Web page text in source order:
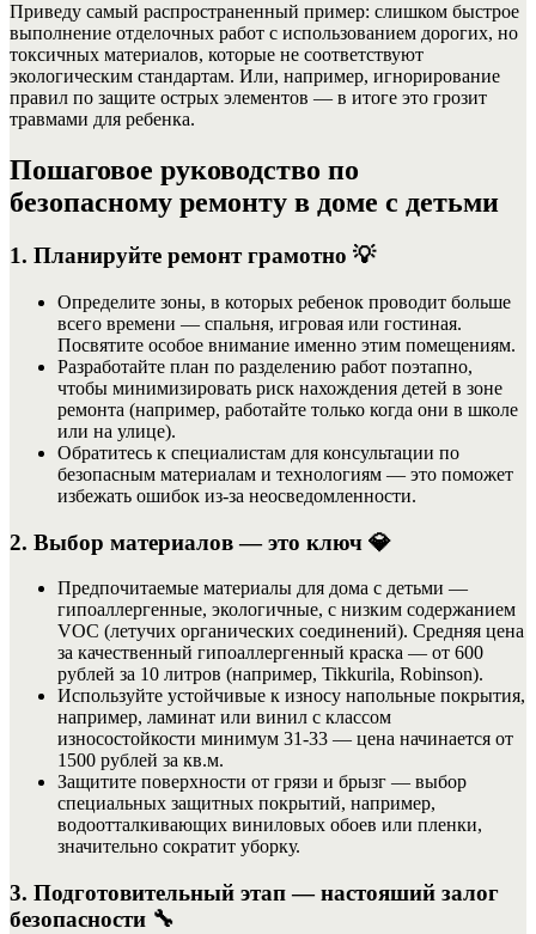
Приведу самый распространенный пример: слишком быстрое
выполнение отделочных работ с использованием дорогих, но
токсичных материалов, которые не соответствуют
экологическим стандартам. Или, например, игнорирование
правил по защите острых элементов — в итоге это грозит
травмами для ребенка.
Пошаговое руководство по
безопасному ремонту в доме с детьми
1. Планируйте ремонт грамотно 💡
Определите зоны, в которых ребенок проводит больше
всего времени — спальня, игровая или гостиная.
Посвятите особое внимание именно этим помещениям.
Разработайте план по разделению работ поэтапно,
чтобы минимизировать риск нахождения детей в зоне
ремонта (например, работайте только когда они в школе
или на улице).
Обратитесь к специалистам для консультации по
безопасным материалам и технологиям — это поможет
избежать ошибок из-за неосведомленности.
2. Выбор материалов — это ключ 💎
Предпочитаемые материалы для дома с детьми —
гипоаллергенные, экологичные, с низким содержанием
VOC (летучих органических соединений). Средняя цена
за качественный гипоаллергенный краска — от 600
рублей за 10 литров (например, Tikkurila, Robinson).
Используйте устойчивые к износу напольные покрытия,
например, ламинат или винил с классом
износостойкости минимум 31-33 — цена начинается от
1500 рублей за кв.м.
Защитите поверхности от грязи и брызг — выбор
специальных защитных покрытий, например,
водоотталкивающих виниловых обоев или пленки,
значительно сократит уборку.
3. Подготовительный этап — настояший залог
безопасности 🔧